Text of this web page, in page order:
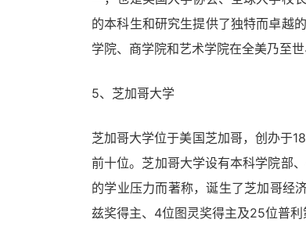
的本科生和研究生提供了独特而卓越
学院、商学院和艺术学院在全美乃至世
5、芝加哥大学
芝加哥大学位于美国芝加哥，创办于
前十位。芝加哥大学设有本科学院部
的学业压力而著称，诞生了芝加哥经
兹奖得主、4位图灵奖得主及25位普利